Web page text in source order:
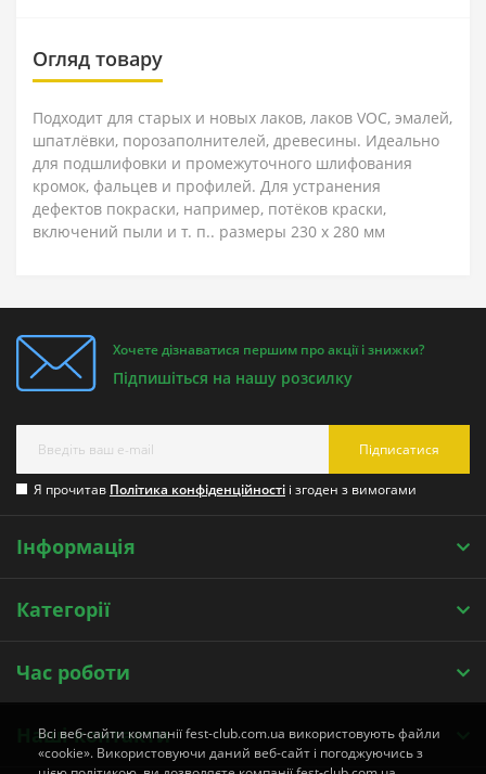
Огляд товару
Подходит для старых и новых лаков, лаков VOC, эмалей,
шпатлёвки, порозаполнителей, древесины. Идеально
для подшлифовки и промежуточного шлифования
кромок, фальцев и профилей. Для устранения
дефектов покраски, например, потёков краски,
включений пыли и т. п.. размеры 230 x 280 мм
Хочете дізнаватися першим про акції і знижки?
Підпишіться на нашу розсилку
Підписатися
Я прочитав Політика конфіденційності і згоден з вимогами
Інформація
Категорії
Час роботи
Наші контакти
Всі веб-сайти компанії fest-club.com.ua використовують файли
«cookie». Використовуючи даний веб-сайт і погоджуючись з